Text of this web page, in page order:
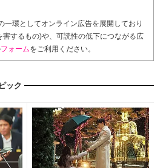
一環としてオンライン広告を展開しており
害するもの)や、可読性の低下につながる広
フォームをご利用ください。
ック